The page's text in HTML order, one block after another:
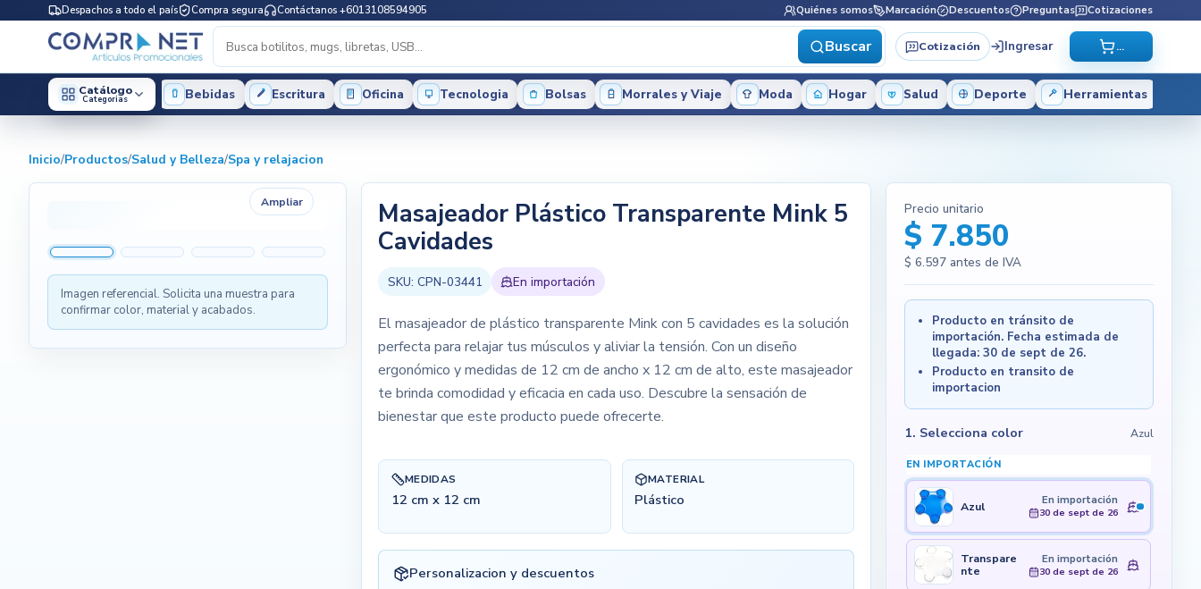
Despachos a todo el país Compra segura Contáctanos +6013108594905 Quiénes somos Marcación Descuentos Preguntas Cotizaciones
Buscar Cotización Ingresar ...
Catálogo
Categorias Bebidas Escritura Oficina Tecnologia Bolsas Morrales y Viaje Moda Hogar Salud Deporte Herramientas
Inicio/Productos/Salud y Belleza/Spa y relajacion
Ampliar
Imagen referencial. Solicita una muestra para
confirmar color, material y acabados.
Masajeador Plástico Transparente Mink 5
Cavidades
SKU: CPN-03441 En importación
El masajeador de plástico transparente Mink con 5 cavidades es la solución
perfecta para relajar tus músculos y aliviar la tensión. Con un diseño
ergonómico y medidas de 12 cm de ancho x 12 cm de alto, este masajeador
te brinda comodidad y eficacia en cada uso. Descubre la sensación de
bienestar que este producto puede ofrecerte.
MEDIDAS
12 cm x 12 cm
MATERIAL
Plástico
Personalizacion y descuentos
Precio unitario
$ 7.850
$ 6.597 antes de IVA
Producto en tránsito de
importación. Fecha estimada de
llegada: 30 de sept de 26.
Producto en transito de
importacion
1. Selecciona color Azul
EN IMPORTACIÓN
Azul En importación
30 de sept de 26
Transpare
nte
En importación
30 de sept de 26